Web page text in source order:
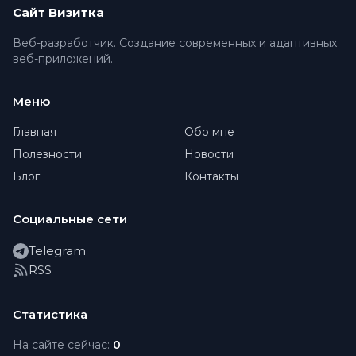
Сайт Визитка
Веб-разработчик. Создание современных и адаптивных
веб-приложений.
Меню
Главная
Обо мне
Полезности
Новости
Блог
Контакты
Социальные сети
Telegram
RSS
Статистика
На сайте сейчас: 0